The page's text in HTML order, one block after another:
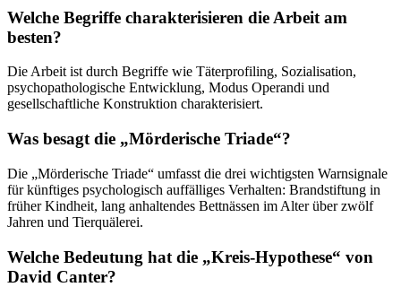
Welche Begriffe charakterisieren die Arbeit am
besten?
Die Arbeit ist durch Begriffe wie Täterprofiling, Sozialisation,
psychopathologische Entwicklung, Modus Operandi und
gesellschaftliche Konstruktion charakterisiert.
Was besagt die „Mörderische Triade“?
Die „Mörderische Triade“ umfasst die drei wichtigsten Warnsignale
für künftiges psychologisch auffälliges Verhalten: Brandstiftung in
früher Kindheit, lang anhaltendes Bettnässen im Alter über zwölf
Jahren und Tierquälerei.
Welche Bedeutung hat die „Kreis-Hypothese“ von
David Canter?